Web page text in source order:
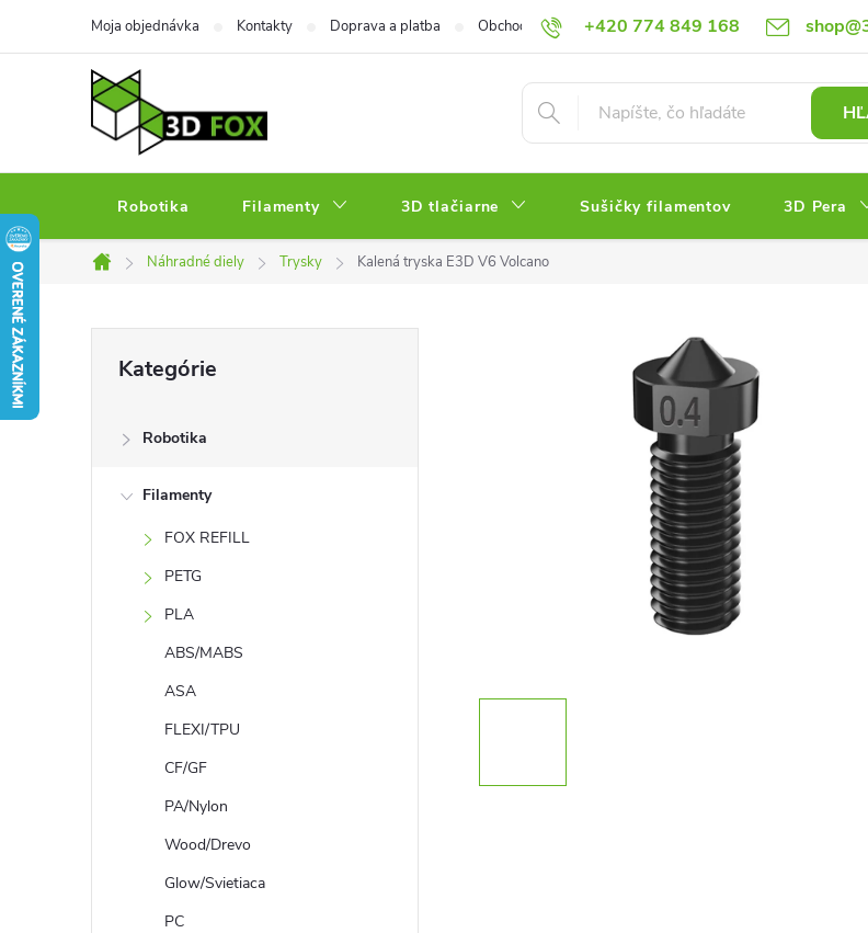
+420 774 849 168
Moja objednávka Kontakty Doprava a platba Obchodné podmienky Podmienky ochrany osobných
Robotika Filamenty 3D tlačiarne Sušičky filamentov 3D Pera
Domov
Náhradné diely Trysky Kalená tryska E3D V6 Volcano
kategórie
Kategórie
Robotika
Filamenty
FOX REFILL
PETG
PLA
ABS/MABS
ASA
FLEXI/TPU
CF/GF
PA/Nylon
Wood/Drevo
Glow/Svietiaca
PC